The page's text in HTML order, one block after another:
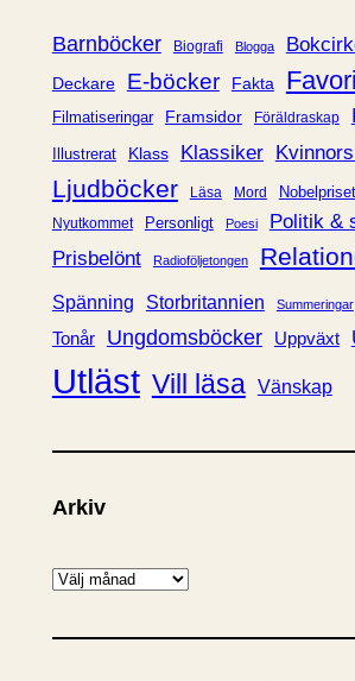
r
i
Barnböcker Biografi Blogga
Deckare E-böcker Fakta
Filmatiseringar Framsidor Föräldraskap
Illustrerat Klass Klassiker
Ljudböcker
Läsa Mord Nobelpriset
Nyutkommet Personligt Poesi
Politik &
Prisbelönt
Radioföljetongen
Spänning Storbritannien Summeringar
Tonår Ungdomsböcker Uppväxt
Utläst Vill läsa Vänskap
Arkiv
A
k